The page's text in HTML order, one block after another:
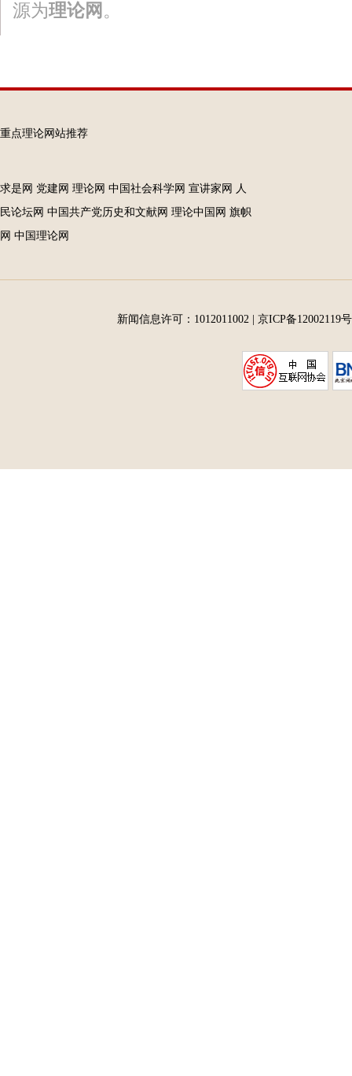
源为理论网 。
重点理论网站推荐
求是网 党建网 理论网 中国社会科学网 宣讲家网 人
民论坛网 中国共产党历史和文献网 理论中国网 旗帜
网 中国理论网
新闻信息许可：1012011002 京ICP备12002119号